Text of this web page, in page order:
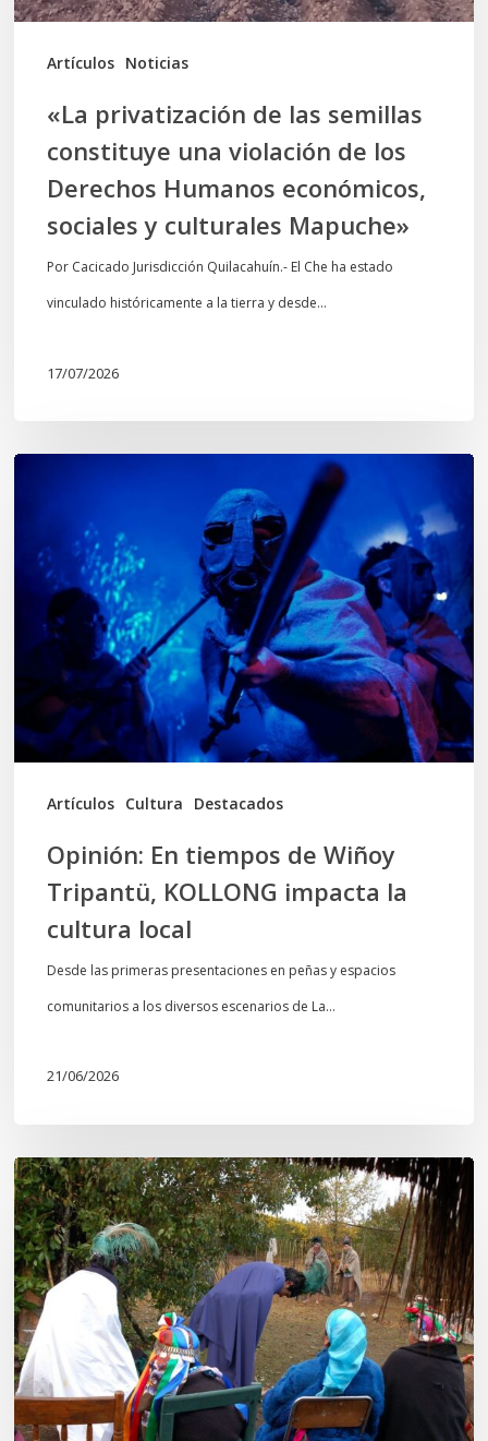
Artículos Noticias
de
Humanos
económicos,
sociales
culturales
Mapuche»
«La privatización de las semillas
constituye una violación de los
Derechos Humanos económicos,
sociales y culturales Mapuche»
Por Cacicado Jurisdicción Quilacahuín.- El Che ha estado
vinculado históricamente a la tierra y desde…
17/07/2026
Artículos Cultura Destacados
tiempos
Wiñoy
Tripantü,
KOLLONG
impacta
la
cultura
Opinión: En tiempos de Wiñoy
Tripantü, KOLLONG impacta la
cultura local
Desde las primeras presentaciones en peñas y espacios
comunitarios a los diversos escenarios de La…
21/06/2026
Conmemoración
del
Wiñoy
Tripantü
y
la
Sociedad
Mapuche